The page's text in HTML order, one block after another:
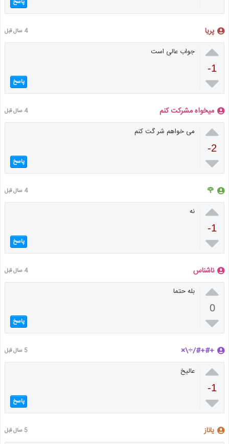
پریا 4 سال قبل

-1

جواب عالی است
پاسخ
میخواه مشرکت کنم 4 سال قبل

-2

می خواهم شر گت کنم
پاسخ
🌹 4 سال قبل

-1

نه
پاسخ
ناشناس 4 سال قبل

0

بله حتما
پاسخ
+#+#/÷\× 5 سال قبل

-1

عالیخ
پاسخ
یاناز 5 سال قبل